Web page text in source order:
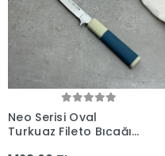
Neo Serisi Oval
Turkuaz Fileto Bıçağı